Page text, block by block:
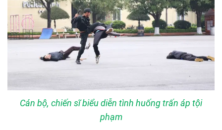
Cán bộ, chiến sĩ biểu diễn tình huống trấn áp tội
phạm